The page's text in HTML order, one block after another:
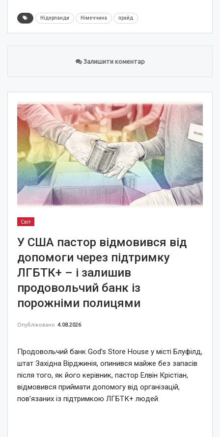
Нідерланди Німеччина прайд
Залишити коментар
Світ
У США пастор відмовився від
допомоги через підтримку
ЛГБТК+ – і залишив
продовольчий банк із
порожніми полицями
Опубліковано 4.08.2026
Продовольчий банк God’s Store House у місті Блуфілд,
штат Західна Вірджинія, опинився майже без запасів
після того, як його керівник, пастор Елвін Крістіан,
відмовився приймати допомогу від організацій,
пов’язаних із підтримкою ЛГБТК+ людей.